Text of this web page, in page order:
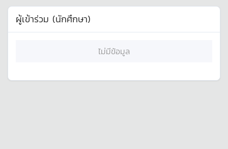
ผู้เข้าร่วม (นักศึกษา)
ไม่มีข้อมูล